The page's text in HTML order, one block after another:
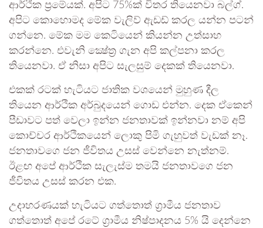
ආර්ථික ප්‍රමේයක්. අපිට 75%ක් විතර තියෙනවා බල්ග්.
අපිට කොහොමද මේක වැලිව් ඇඩඩ් කරල යන්න පටන්
ගන්නෙ. මේක මම කෙටියෙන් කියන්න උත්සාහ
කරන්නෙ. එවැනි ක්‍ෂේත්‍ර ගැන අපි කල්පනා කරල
තියෙනවා. ඒ නිසා අපිට සැලසුම් දෙකක් තියෙනවා.
එකක් රටක් හැටියට ජාතික වශයෙන් මුහුණ දීල
තියෙන ආර්ථික අර්බුදයෙන් ගොඩ එන්න. දෙක ඒකෙන්
පීඩාවට පත් වෙලා ඉන්න ජනතාවක් ඉන්නවා නම් අපි
කොච්චර ආර්ථිකයෙන් ලොකු පිමි ගැහුවත් වැඩක් නෑ.
ජනතාවගෙ ජන ජීවිතය උසස් වෙන්නෙ නැත්නම්.
ඊළඟ අපේ ආර්ථික සැලැස්ම තමයි ජනතාවගෙ ජන
ජීවිතය උසස් කරන එක.
උදාහරණයක් හැටියට ගත්තොත් ග්‍රාමීය ජනතාව
ගත්තොත් අපේ රටේ ග්‍රාමීය නිෂ්පාදනය 5% යි දෙන්නෙ